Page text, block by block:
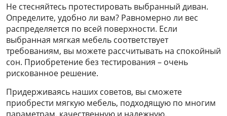
Не стесняйтесь протестировать выбранный диван.
Определите, удобно ли вам? Равномерно ли вес
распределяется по всей поверхности. Если
выбранная мягкая мебель соответствует
требованиям, вы можете рассчитывать на спокойный
сон. Приобретение без тестирования – очень
рискованное решение.
Придерживаясь наших советов, вы сможете
приобрести мягкую мебель, подходящую по многим